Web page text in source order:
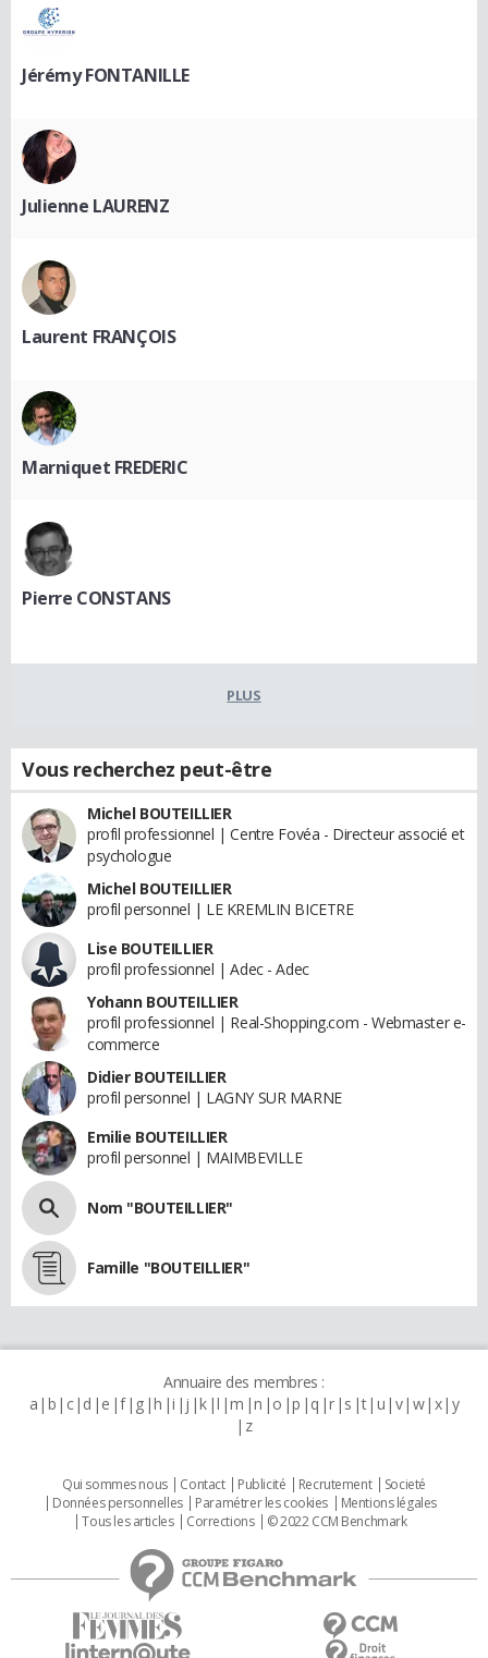
Jérémy FONTANILLE
Julienne LAURENZ
Laurent FRANÇOIS
Marniquet FREDERIC
Pierre CONSTANS
PLUS
Vous recherchez peut-être
Michel BOUTEILLIER
profil professionnel | Centre Fovéa - Directeur associé et
psychologue
Michel BOUTEILLIER
profil personnel | LE KREMLIN BICETRE
Lise BOUTEILLIER
profil professionnel | Adec - Adec
Yohann BOUTEILLIER
profil professionnel | Real-Shopping.com - Webmaster e-
commerce
Didier BOUTEILLIER
profil personnel | LAGNY SUR MARNE
Emilie BOUTEILLIER
profil personnel | MAIMBEVILLE
Nom "BOUTEILLIER"
Famille "BOUTEILLIER"
Annuaire des membres :
a b c d e f g h i j k l m n o p q r s t u v w x y
z
Qui sommes nous Contact Publicité Recrutement
Societé
Données personnelles
Paramétrer les cookies
Mentions légales
Tous les articles
Corrections © 2022 CCM Benchmark